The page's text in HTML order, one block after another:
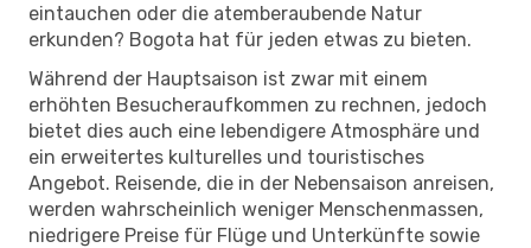
eintauchen oder die atemberaubende Natur
erkunden? Bogota hat für jeden etwas zu bieten.
Während der Hauptsaison ist zwar mit einem
erhöhten Besucheraufkommen zu rechnen, jedoch
bietet dies auch eine lebendigere Atmosphäre und
ein erweitertes kulturelles und touristisches
Angebot. Reisende, die in der Nebensaison anreisen,
werden wahrscheinlich weniger Menschenmassen,
niedrigere Preise für Flüge und Unterkünfte sowie